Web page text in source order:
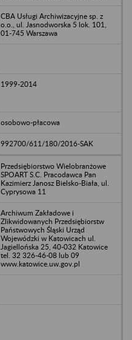
CBA Usługi Archiwizacyjne sp. z
o.o., ul. Jasnodworska 5 lok. 101,
01-745 Warszawa
1999-2014
osobowo-płacowa
992700/611/180/2016-SAK
Przedsiębiorstwo Wielobranżowe
SPOART S.C. Pracodawca Pan
Kazimierz Janosz Bielsko-Biała, ul.
Cyprysowa 11
Archiwum Zakładowe i
Zlikwidowanych Przedsiębiorstw
Państwowych Śląski Urząd
Wojewódzki w Katowicach ul.
Jagiellońska 25, 40-032 Katowice
tel. 32 326-46-08 lub 09
www.katowice.uw.gov.pl